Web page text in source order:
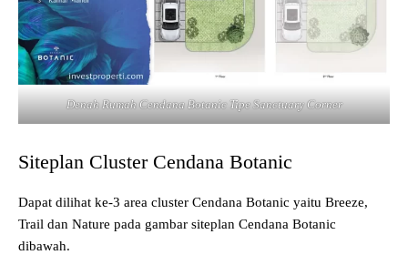
Denah Rumah Cendana Botanic Tipe Sanctuary Corner
Siteplan Cluster Cendana Botanic
Dapat dilihat ke-3 area cluster Cendana Botanic yaitu Breeze,
Trail dan Nature pada gambar siteplan Cendana Botanic
dibawah.